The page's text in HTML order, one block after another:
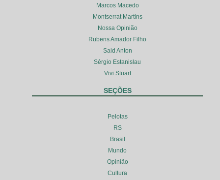
Marcos Macedo
Montserrat Martins
Nossa Opinião
Rubens Amador Filho
Said Anton
Sérgio Estanislau
Vivi Stuart
SEÇÕES
Pelotas
RS
Brasil
Mundo
Opinião
Cultura